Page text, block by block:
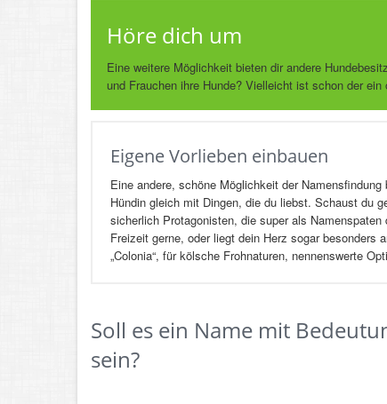
Höre dich um
Eine weitere Möglichkeit bieten dir andere
und Frauchen ihre Hunde? Vielleicht ist schon der
Eigene Vorlieben einbauen
Eine andere, schöne Möglichkeit der
Hündin gleich mit Dingen, die du liebst. Schaust du
sicherlich Protagonisten, die super als Namenspaten
Freizeit gerne, oder liegt dein Herz sogar besonders
„Colonia“, für kölsche Frohnaturen, nennenswerte
Soll es ein Name mit
sein?